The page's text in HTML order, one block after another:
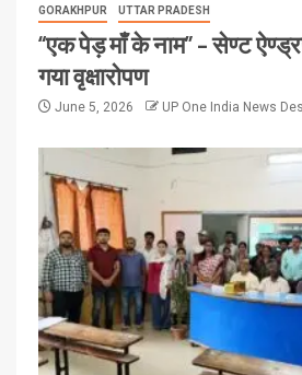
GORAKHPUR UTTAR PRADESH
“एक पेड़ माँ के नाम” – सेण्ट
गया वृक्षारोपण
June 5, 2026 UP One India News